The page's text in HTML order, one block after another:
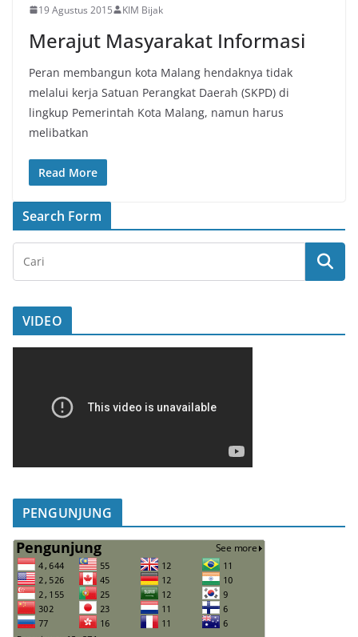
19 Agustus 2015 KIM Bijak
Merajut Masyarakat Informasi
Peran membangun kota Malang hendaknya tidak
melalui kerja Satuan Perangkat Daerah (SKPD) di
lingkup Pemerintah Kota Malang, namun harus
melibatkan
Read More
Search Form
VIDEO
PENGUNJUNG